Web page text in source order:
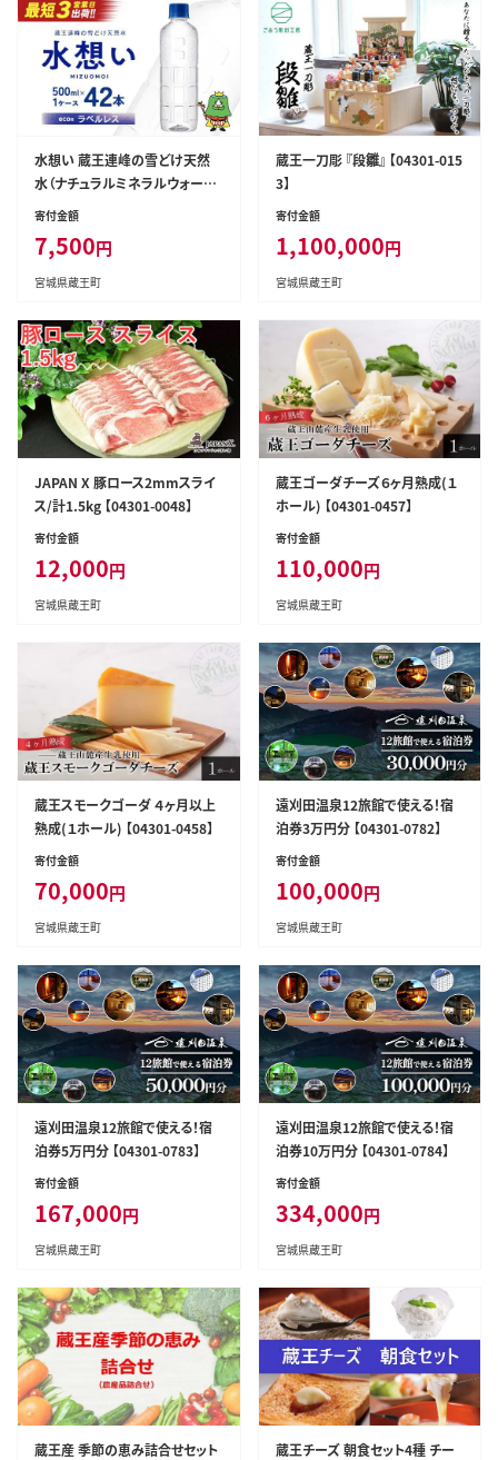
水想い 蔵王連峰の雪どけ天然
水（ナチュラルミネラルウォータ
ー） ラベルレス 500ml×42本
ター 防災 備蓄 人気 ラベルレス
ペットボトル 蔵王【04301-073
寄付金額
7,500円
宮城県蔵王町
蔵王一刀彫 『段雛』 【04301-015
3】
寄付金額
1,100,000円
宮城県蔵王町
JAPAN X 豚ロース2mmスライ
ス/計1.5kg 【04301-0048】
寄付金額
12,000円
宮城県蔵王町
蔵王ゴーダチーズ６ヶ月熟成(１
ホール) 【04301-0457】
寄付金額
110,000円
宮城県蔵王町
蔵王スモークゴーダ ４ヶ月以上
熟成(１ホール) 【04301-0458】
寄付金額
70,000円
宮城県蔵王町
遠刈田温泉12旅館で使える！宿
泊券3万円分 【04301-0782】
寄付金額
100,000円
宮城県蔵王町
遠刈田温泉12旅館で使える！宿
泊券5万円分 【04301-0783】
寄付金額
167,000円
宮城県蔵王町
遠刈田温泉12旅館で使える！宿
泊券10万円分 【04301-0784】
寄付金額
334,000円
宮城県蔵王町
蔵王産 季節の恵み詰合せセット 蔵王チーズ 朝食セット4種 チー